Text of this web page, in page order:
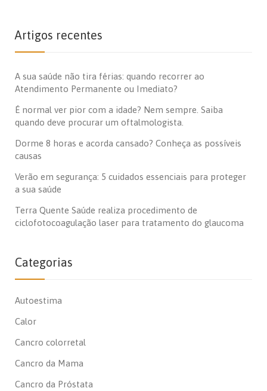
Artigos recentes
A sua saúde não tira férias: quando recorrer ao
Atendimento Permanente ou Imediato?
É normal ver pior com a idade? Nem sempre. Saiba
quando deve procurar um oftalmologista.
Dorme 8 horas e acorda cansado? Conheça as possíveis
causas
Verão em segurança: 5 cuidados essenciais para proteger
a sua saúde
Terra Quente Saúde realiza procedimento de
ciclofotocoagulação laser para tratamento do glaucoma
Categorias
Autoestima
Calor
Cancro colorretal
Cancro da Mama
Cancro da Próstata